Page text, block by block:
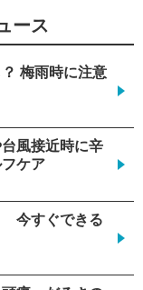
ース
梅雨時に注意
風接近時に辛
ケア
今すぐできる